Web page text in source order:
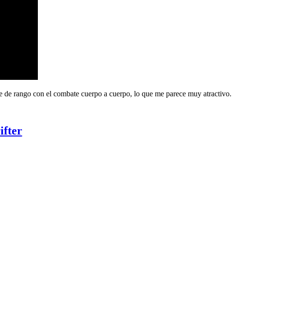
rango con el combate cuerpo a cuerpo, lo que me parece muy atractivo.